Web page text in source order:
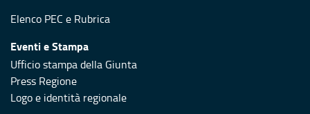
Elenco PEC e Rubrica
Eventi e Stampa
Ufficio stampa della Giunta
Press Regione
Logo e identità regionale